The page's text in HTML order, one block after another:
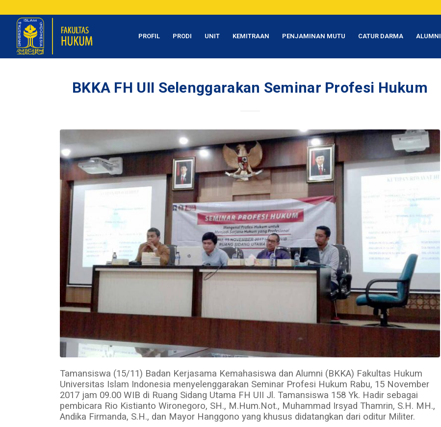
PROFIL PRODI UNIT KEMITRAAN PENJAMINAN MUTU CATUR DARMA ALUMNI
BKKA FH UII Selenggarakan Seminar Profesi Hukum
Tamansiswa (15/11) Badan Kerjasama Kemahasiswa dan Alumni (BKKA) Fakultas Hukum
Universitas Islam Indonesia menyelenggarakan Seminar Profesi Hukum Rabu, 15 November
2017 jam 09.00 WIB di Ruang Sidang Utama FH UII Jl. Tamansiswa 158 Yk. Hadir sebagai
pembicara Rio Kistianto Wironegoro, SH., M.Hum.Not., Muhammad Irsyad Thamrin, S.H. MH.,
Andika Firmanda, S.H., dan Mayor Hanggono yang khusus didatangkan dari oditur Militer.